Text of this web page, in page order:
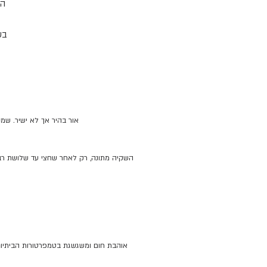
אור בהיר אך לא ישיר.
השקיה מתונה, רק לאחר שחצי עד שלושת